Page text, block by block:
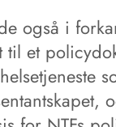
også i
til et